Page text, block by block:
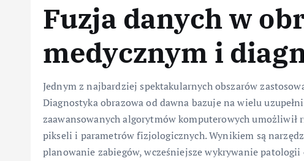
Fuzja danych w
medycznym i
Jednym z najbardziej spektakularnych obszarów
Diagnostyka obrazowa od dawna bazuje na wielu
zaawansowanych algorytmów komputerowych
pikseli i parametrów fizjologicznych. Wynikiem są
planowanie zabiegów, wcześniejsze wykrywanie